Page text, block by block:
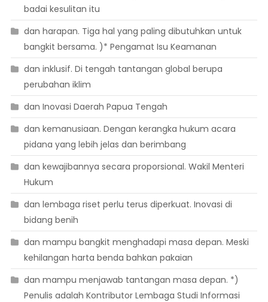
badai kesulitan itu
dan harapan. Tiga hal yang paling dibutuhkan untuk
bangkit bersama. )* Pengamat Isu Keamanan
dan inklusif. Di tengah tantangan global berupa
perubahan iklim
dan Inovasi Daerah Papua Tengah
dan kemanusiaan. Dengan kerangka hukum acara
pidana yang lebih jelas dan berimbang
dan kewajibannya secara proporsional. Wakil Menteri
Hukum
dan lembaga riset perlu terus diperkuat. Inovasi di
bidang benih
dan mampu bangkit menghadapi masa depan. Meski
kehilangan harta benda bahkan pakaian
dan mampu menjawab tantangan masa depan. *)
Penulis adalah Kontributor Lembaga Studi Informasi